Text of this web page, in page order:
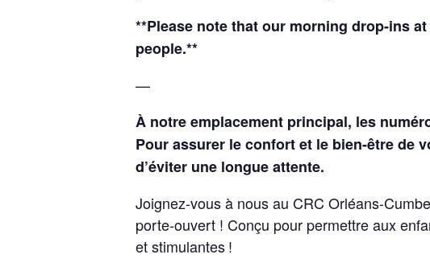
**Please note that our morning drop-ins
people.**
—
À notre emplacement principal, les
Pour assurer le confort et le bien-être de
d’éviter une longue attente.
Joignez-vous à nous au CRC Orléans-
porte-ouvert ! Conçu pour permettre aux
et stimulantes !